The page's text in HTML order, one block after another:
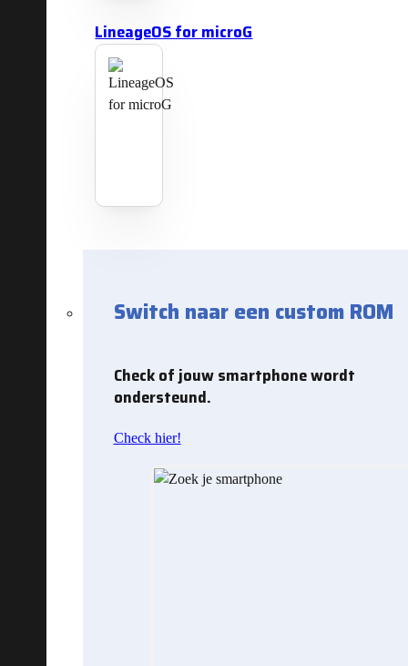
LineageOS for microG
Switch naar een custom ROM
Check of jouw smartphone wordt
ondersteund.
Check hier!